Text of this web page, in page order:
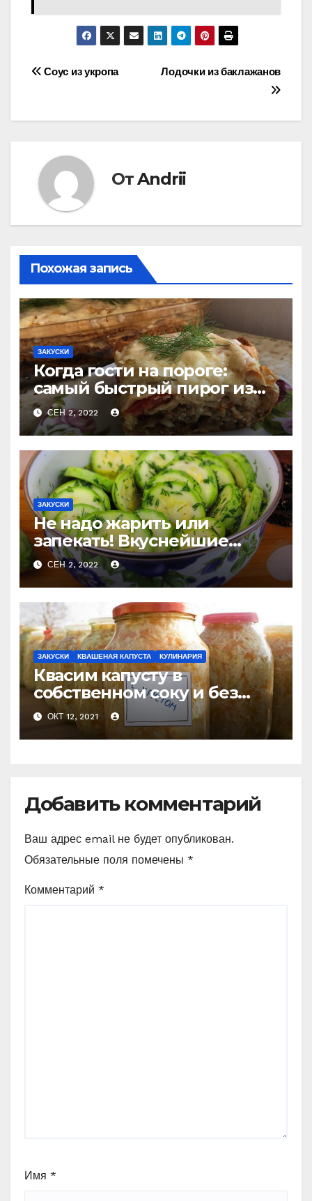
Навигация
Лодочки из баклажанов
Соус из укропа
ОтAndrii
Похожая запись
ЗАКУСКИ
Когда гости на пороге:
самый быстрый пирог из
лаваша с тремя начинками
СЕН 2, 2022
ЗАКУСКИ
Не надо жарить или
запекать! Вкуснейшие
маринованные кабачки за
считанные минуты
СЕН 2, 2022
ЗАКУСКИ КВАШЕНАЯ КАПУСТА КУЛИНАРИЯ
Квасим капусту в
собственном соку и без
добавления рассола!
Простой способ.
ОКТ 12, 2021
Добавить комментарий
Ваш адрес email не будет опубликован.
Обязательные поля помечены *
Комментарий *
Имя *